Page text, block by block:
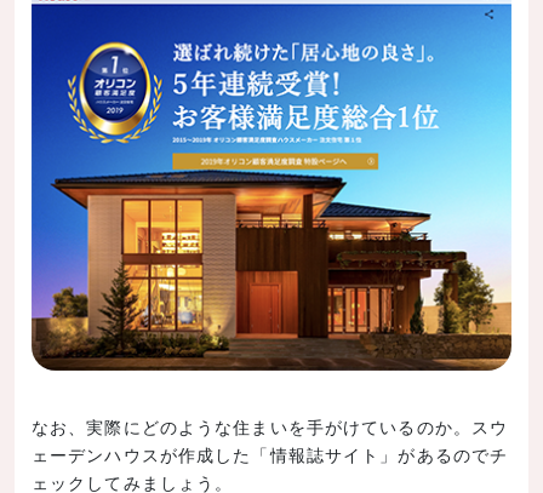
なお、実際にどのような住まいを手がけているのか。スウ
ェーデンハウスが作成した「情報誌サイト」があるのでチ
ェックしてみましょう。